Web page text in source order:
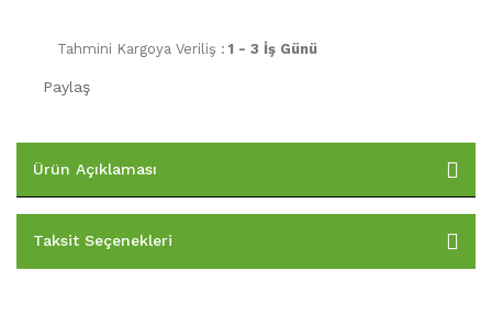
Tahmini Kargoya Veriliş : 1 - 3 İş Günü
Paylaş
Ürün Açıklaması
Taksit Seçenekleri